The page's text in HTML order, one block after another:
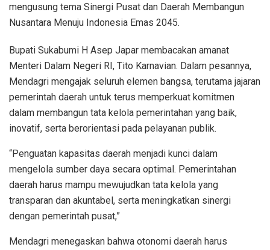
mengusung tema Sinergi Pusat dan Daerah Membangun
Nusantara Menuju Indonesia Emas 2045.
Bupati Sukabumi H Asep Japar membacakan amanat
Menteri Dalam Negeri RI, Tito Karnavian. Dalam pesannya,
Mendagri mengajak seluruh elemen bangsa, terutama jajaran
pemerintah daerah untuk terus memperkuat komitmen
dalam membangun tata kelola pemerintahan yang baik,
inovatif, serta berorientasi pada pelayanan publik.
“Penguatan kapasitas daerah menjadi kunci dalam
mengelola sumber daya secara optimal. Pemerintahan
daerah harus mampu mewujudkan tata kelola yang
transparan dan akuntabel, serta meningkatkan sinergi
dengan pemerintah pusat,”
Mendagri menegaskan bahwa otonomi daerah harus